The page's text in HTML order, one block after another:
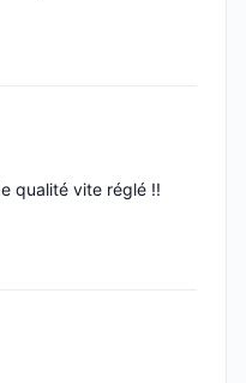
qualité vite réglé !!